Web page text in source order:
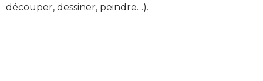
découper, dessiner, peindre…).